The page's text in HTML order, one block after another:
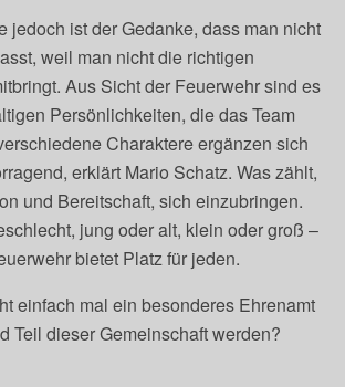
jedoch ist der Gedanke, dass man nicht
weil man nicht die richtigen
Aus Sicht der Feuerwehr sind es
Persönlichkeiten, die das Team
Charaktere ergänzen sich
erklärt Mario Schatz. Was zählt,
und Bereitschaft, sich einzubringen.
jung oder alt, klein oder groß –
bietet Platz für jeden.
einfach mal ein besonderes Ehrenamt
Teil dieser Gemeinschaft werden?